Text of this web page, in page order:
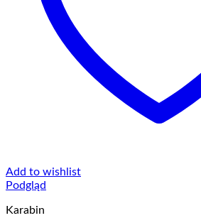
Add to wishlist
Podgląd
Karabin